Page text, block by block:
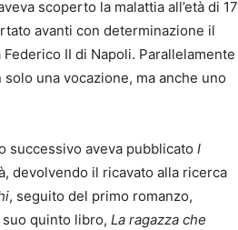
scoperto la malattia all’età di 17
avanti con determinazione il
II di Napoli. Parallelamente
una vocazione, ma anche uno
successivo aveva pubblicato I
devolvendo il ricavato alla ricerca
, seguito del primo romanzo,
suo quinto libro, La ragazza che